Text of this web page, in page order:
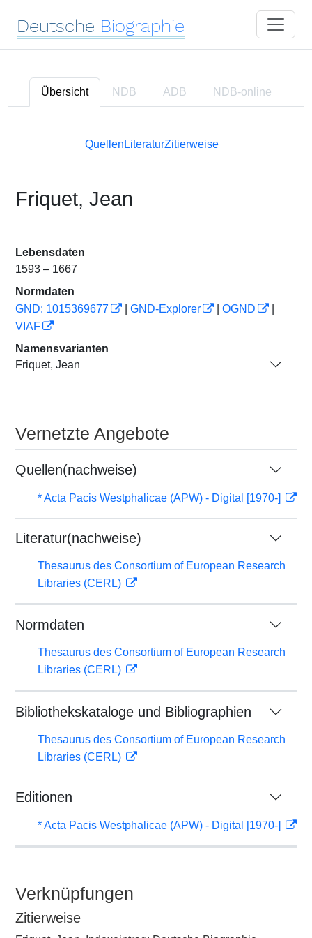
Deutsche Biographie
Übersicht NDB ADB NDB-online
Quellen LiteraturZitierweise
Friquet, Jean
Lebensdaten
1593 – 1667
Normdaten
GND: 1015369677
GND-Explorer OGND
VIAF
Namensvarianten
Friquet, Jean
Vernetzte Angebote
Quellen(nachweise)
* Acta Pacis Westphalicae (APW) - Digital [1970-]
Literatur(nachweise)
Thesaurus des Consortium of European Research
Libraries (CERL)
Normdaten
Thesaurus des Consortium of European Research
Libraries (CERL)
Bibliothekskataloge und Bibliographien
Thesaurus des Consortium of European Research
Libraries (CERL)
Editionen
* Acta Pacis Westphalicae (APW) - Digital [1970-]
Verknüpfungen
Zitierweise